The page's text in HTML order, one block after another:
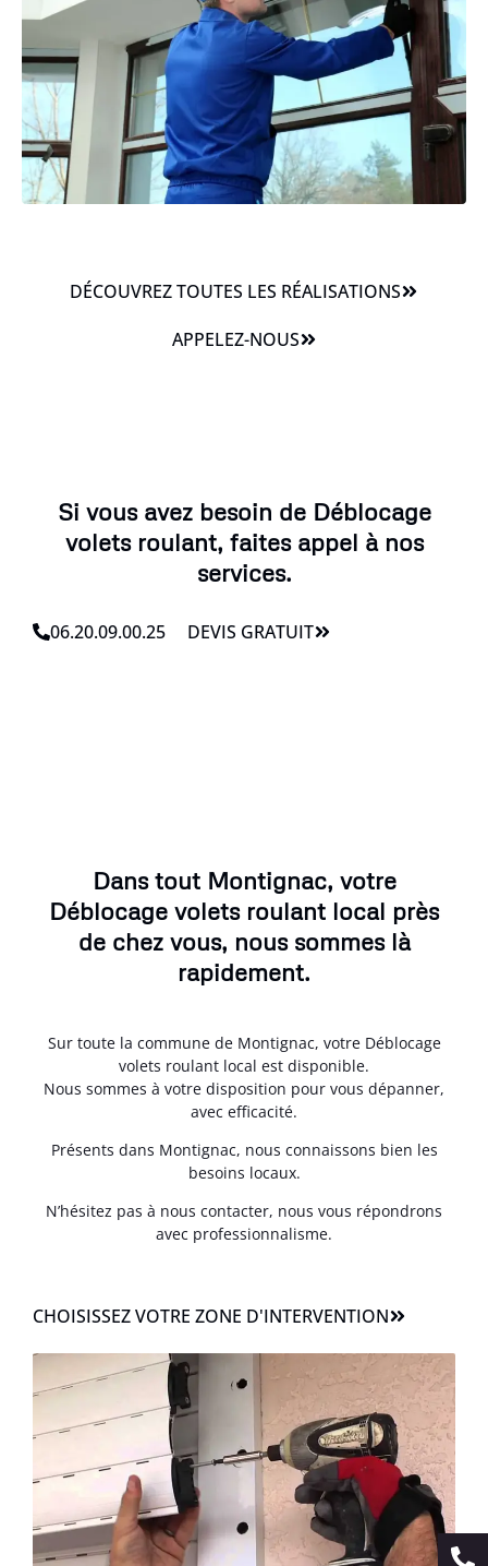
DÉCOUVREZ TOUTES LES RÉALISATIONS
APPELEZ-NOUS
Si vous avez besoin de Déblocage
volets roulant, faites appel à nos
services.
06.20.09.00.25 DEVIS GRATUIT
Dans tout Montignac, votre
Déblocage volets roulant local près
de chez vous, nous sommes là
rapidement.
Sur toute la commune de Montignac, votre Déblocage
volets roulant local est disponible.
Nous sommes à votre disposition pour vous dépanner,
avec efficacité.
Présents dans Montignac, nous connaissons bien les
besoins locaux.
N’hésitez pas à nous contacter, nous vous répondrons
avec professionnalisme.
CHOISISSEZ VOTRE ZONE D'INTERVENTION